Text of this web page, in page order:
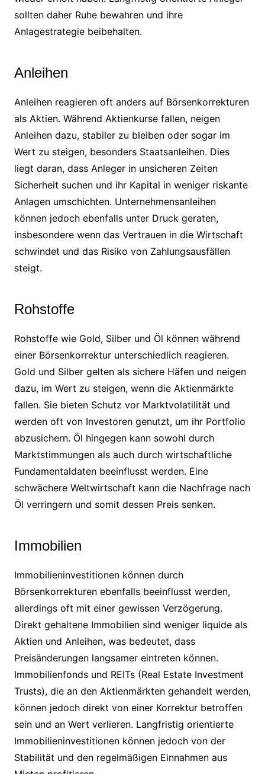
sollten daher Ruhe bewahren und ihre
Anlagestrategie beibehalten.
Anleihen
Anleihen reagieren oft anders auf Börsenkorrekturen
als Aktien. Während Aktienkurse fallen, neigen
Anleihen dazu, stabiler zu bleiben oder sogar im
Wert zu steigen, besonders Staatsanleihen. Dies
liegt daran, dass Anleger in unsicheren Zeiten
Sicherheit suchen und ihr Kapital in weniger riskante
Anlagen umschichten. Unternehmensanleihen
können jedoch ebenfalls unter Druck geraten,
insbesondere wenn das Vertrauen in die Wirtschaft
schwindet und das Risiko von Zahlungsausfällen
steigt.
Rohstoffe
Rohstoffe wie Gold, Silber und Öl können während
einer Börsenkorrektur unterschiedlich reagieren.
Gold und Silber gelten als sichere Häfen und neigen
dazu, im Wert zu steigen, wenn die Aktienmärkte
fallen. Sie bieten Schutz vor Marktvolatilität und
werden oft von Investoren genutzt, um ihr Portfolio
abzusichern. Öl hingegen kann sowohl durch
Marktstimmungen als auch durch wirtschaftliche
Fundamentaldaten beeinflusst werden. Eine
schwächere Weltwirtschaft kann die Nachfrage nach
Öl verringern und somit dessen Preis senken.
Immobilien
Immobilieninvestitionen können durch
Börsenkorrekturen ebenfalls beeinflusst werden,
allerdings oft mit einer gewissen Verzögerung.
Direkt gehaltene Immobilien sind weniger liquide als
Aktien und Anleihen, was bedeutet, dass
Preisänderungen langsamer eintreten können.
Immobilienfonds und REITs (Real Estate Investment
Trusts), die an den Aktienmärkten gehandelt werden,
können jedoch direkt von einer Korrektur betroffen
sein und an Wert verlieren. Langfristig orientierte
Immobilieninvestitionen können jedoch von der
Stabilität und den regelmäßigen Einnahmen aus